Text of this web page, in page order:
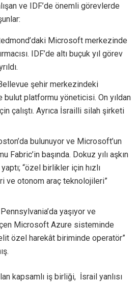
ve IDF’de önemli görevlerde
Microsoft merkezinde
IDF’de altı buçuk yıl görev
şehir merkezindeki
platformu yöneticisi. On yıldan
çalıştı. Ayrıca İsrailli silah şirketi
bulunuyor ve Microsoft’un
Fabric’in başında. Dokuz yılı aşkın
“özel birlikler için hızlı
ve otonom araç teknolojileri”
yaşıyor ve
Microsoft Azure sisteminde
elit özel harekât biriminde operatör”
kapsamlı iş birliği, İsrail yanlısı